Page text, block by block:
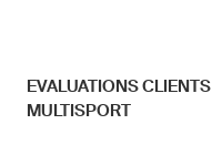
EVALUATIONS
MULTISPORT